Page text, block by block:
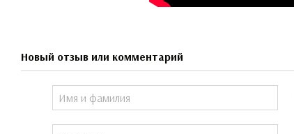
Новый отзыв или комментарий